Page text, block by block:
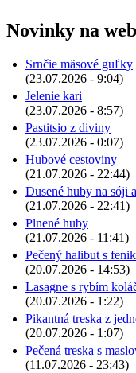
Novinky na
Srnčie mäsové guľky
(23.07.2026 - 9:04)
Jelenie kari
(23.07.2026 - 8:57)
Pastitsio z diviny
(23.07.2026 - 0:07)
Hubové cestoviny
(21.07.2026 - 22:44)
Dusené huby na sóji
(21.07.2026 - 22:41)
Plnené huby
(21.07.2026 - 11:41)
Pečený halibut s
(20.07.2026 - 14:53)
Lasagne s rybím
(20.07.2026 - 1:22)
Pikantná treska z
(20.07.2026 - 1:07)
Pečená treska s
(11.07.2026 - 23:43)